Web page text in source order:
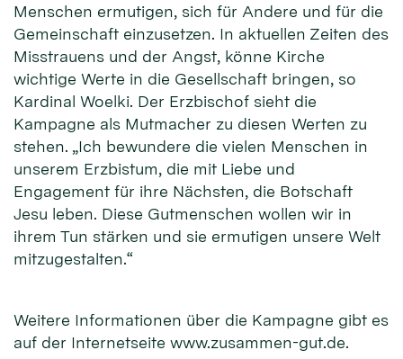
Menschen ermutigen, sich für Andere und für die
Gemeinschaft einzusetzen. In aktuellen Zeiten des
Misstrauens und der Angst, könne Kirche
wichtige Werte in die Gesellschaft bringen, so
Kardinal Woelki. Der Erzbischof sieht die
Kampagne als Mutmacher zu diesen Werten zu
stehen. „Ich bewundere die vielen Menschen in
unserem Erzbistum, die mit Liebe und
Engagement für ihre Nächsten, die Botschaft
Jesu leben. Diese Gutmenschen wollen wir in
ihrem Tun stärken und sie ermutigen unsere Welt
mitzugestalten.“
Weitere Informationen über die Kampagne gibt es
auf der Internetseite www.zusammen-gut.de.